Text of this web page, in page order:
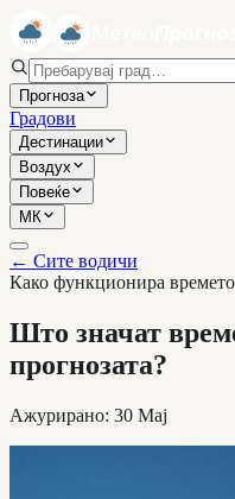
Прогноза
Градови
Дестинации
Воздух
Повеќе
МК
← Сите водичи
Како функционира времето
Што значат
прогнозата?
Ажурирано: 30 Мај